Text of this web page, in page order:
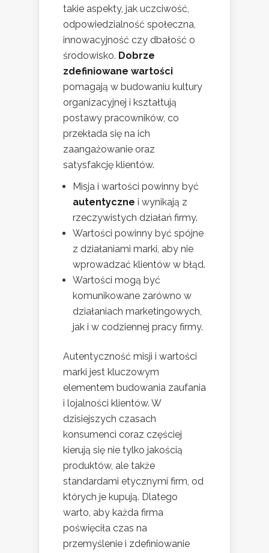
takie aspekty, jak uczciwość,
odpowiedzialność społeczna,
innowacyjność czy dbałość o
środowisko. Dobrze
zdefiniowane wartości
pomagają w budowaniu kultury
organizacyjnej i kształtują
postawy pracowników, co
przekłada się na ich
zaangażowanie oraz
satysfakcję klientów.
Misja i wartości powinny być
autentyczne i wynikają z
rzeczywistych działań firmy.
Wartości powinny być spójne
z działaniami marki, aby nie
wprowadzać klientów w błąd.
Wartości mogą być
komunikowane zarówno w
działaniach marketingowych,
jak i w codziennej pracy firmy.
Autentyczność misji i wartości
marki jest kluczowym
elementem budowania zaufania
i lojalności klientów. W
dzisiejszych czasach
konsumenci coraz częściej
kierują się nie tylko jakością
produktów, ale także
standardami etycznymi firm, od
których je kupują. Dlatego
warto, aby każda firma
poświęciła czas na
przemyślenie i zdefiniowanie